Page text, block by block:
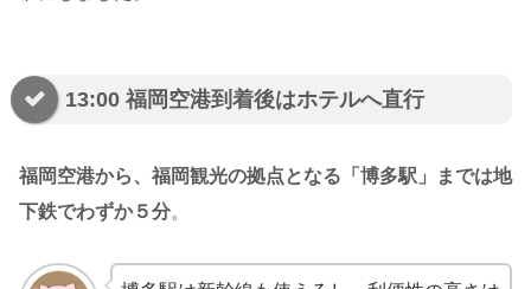
13:00 福岡空港到着後はホテルへ直行
福岡空港から、福岡観光の拠点となる「博多駅」までは地
下鉄でわずか５分。